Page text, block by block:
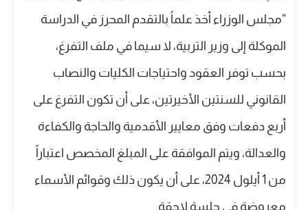
“مجلس الوزراء أخذ علماً بالتقدم المحرز في الدراسة
الموكلة إلى وزير التربية، لا سيما في ملف التفرغ،
بحسب توفر العقود واحتياجات الكليات والنصاب
القانوني للسنتين الأخيرتين، على أن تكون التفرغ على
أربع دفعات وفق معايير الأقدمية والحاجة والكفاءة
والعدالة، ويتم الموافقة على المبلغ المخصص اعتباراً
من 1 أيلول 2024، على أن يكون ذلك وقوائم الأسماء
معروضة في جلسة لاحقة.